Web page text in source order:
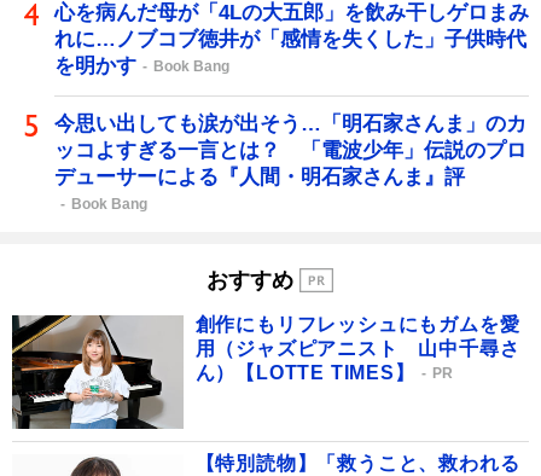
心を病んだ母が「4Lの大五郎」を飲み干しゲロまみ
れに…ノブコブ徳井が「感情を失くした」子供時代
を明かす
Book Bang
今思い出しても涙が出そう…「明石家さんま」のカ
ッコよすぎる一言とは？ 「電波少年」伝説のプロ
デューサーによる『人間・明石家さんま』評
Book Bang
おすすめ
創作にもリフレッシュにもガムを愛
用（ジャズピアニスト 山中千尋さ
ん）【LOTTE TIMES】
PR
【特別読物】「救うこと、救われる